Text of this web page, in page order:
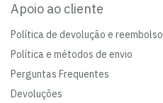
Apoio ao cliente
Política de devolução e reembolso
Política e métodos de envio
Perguntas Frequentes
Devoluções